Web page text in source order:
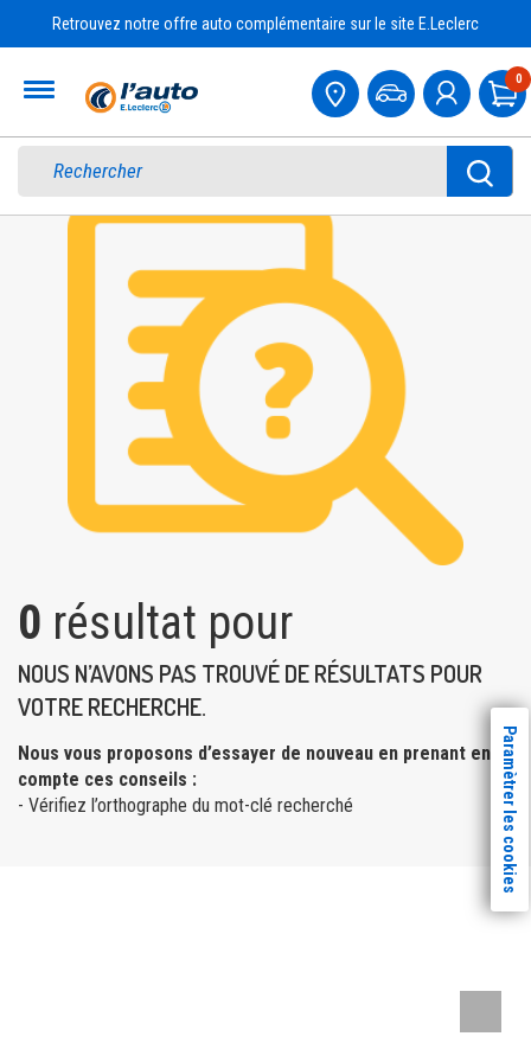
Retrouvez notre offre auto complémentaire sur le site E.Leclerc
0
0 résultat pour
NOUS N’AVONS PAS TROUVÉ DE RÉSULTATS POUR
VOTRE RECHERCHE.
Nous vous proposons d’essayer de nouveau en prenant en
compte ces conseils :
- Vérifiez l’orthographe du mot-clé recherché
Paramètrer les cookies